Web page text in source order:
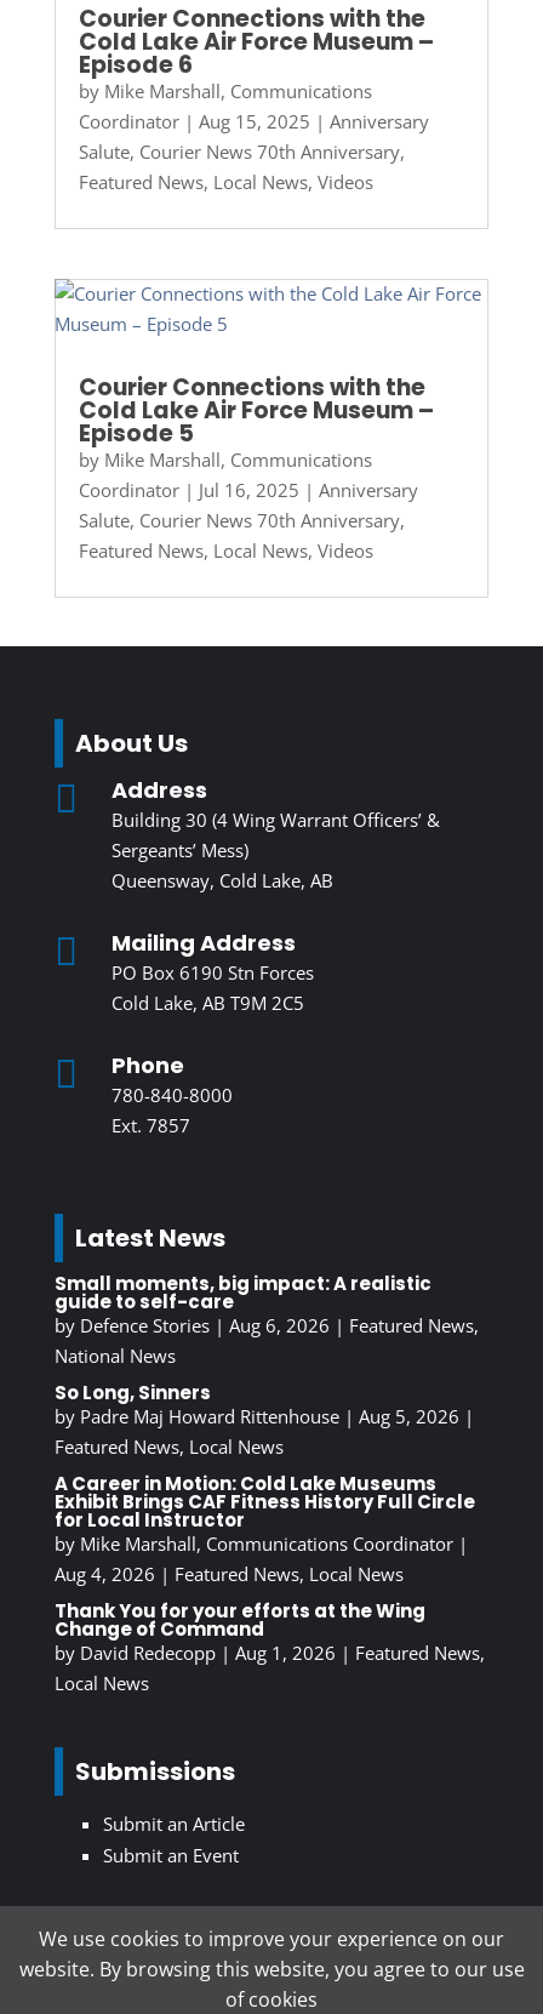
Courier Connections with the
Cold Lake Air Force Museum –
Episode 6
by Mike Marshall, Communications
Coordinator| Aug 15, 2025 | Anniversary
Salute, Courier News 70th Anniversary,
Featured News, Local News, Videos
Courier Connections with the
Cold Lake Air Force Museum –
Episode 5
by Mike Marshall, Communications
Coordinator| Jul 16, 2025 | Anniversary
Salute, Courier News 70th Anniversary,
Featured News, Local News, Videos
About Us
 Address
Building 30 (4 Wing Warrant Officers’ &
Sergeants’ Mess)
Queensway, Cold Lake, AB
 Mailing Address
PO Box 6190 Stn Forces
Cold Lake, AB T9M 2C5
 Phone
780-840-8000
Ext. 7857
Latest News
Small moments, big impact: A realistic
guide to self-care
by Defence Stories| Aug 6, 2026 | Featured News,
National News
So Long, Sinners
by Padre Maj Howard Rittenhouse| Aug 5, 2026 |
Featured News, Local News
A Career in Motion: Cold Lake Museums
Exhibit Brings CAF Fitness History Full Circle
for Local Instructor
by Mike Marshall, Communications Coordinator|
Aug 4, 2026 | Featured News, Local News
Thank You for your efforts at the Wing
Change of Command
by David Redecopp| Aug 1, 2026 | Featured News,
Local News
Submissions
Submit an Article
Submit an Event
Subscribe To Our Newsletter
We use cookies to improve your experience on our
website. By browsing this website, you agree to our use
of cookies